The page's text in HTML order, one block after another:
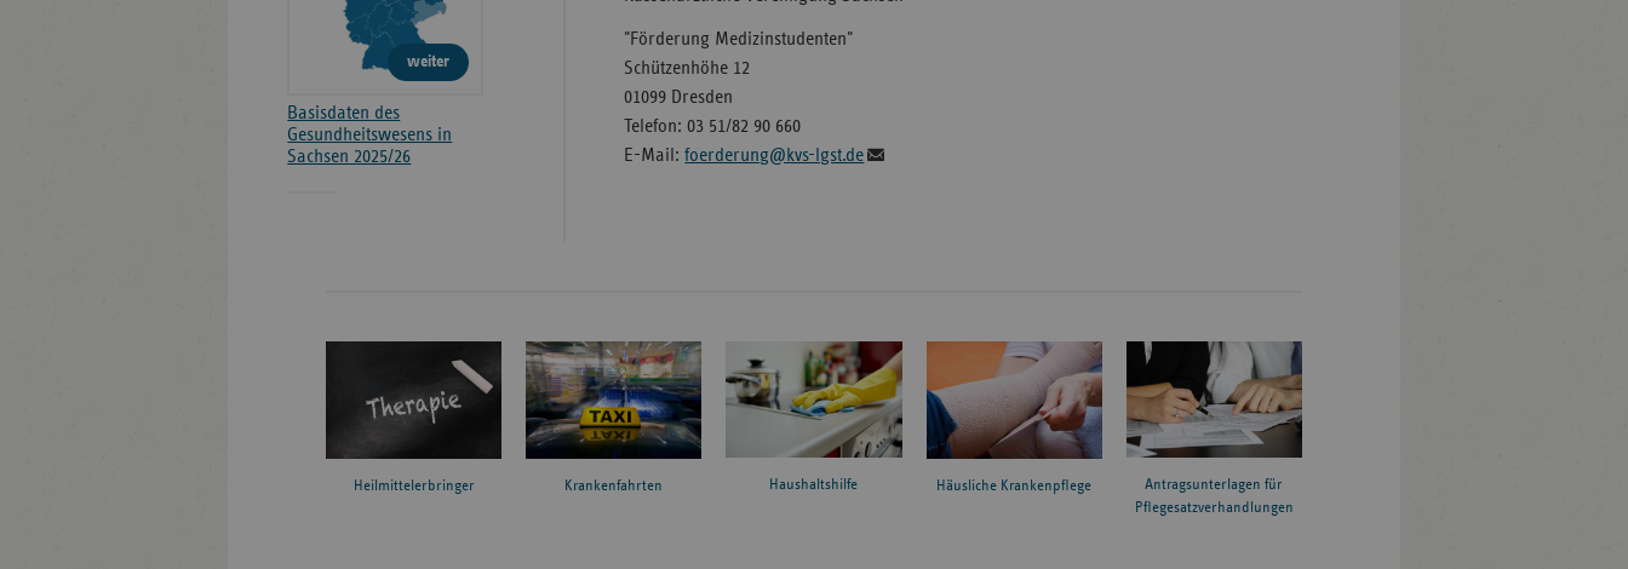
"Förderung Medizinstudenten"
Schützenhöhe 12
01099 Dresden
Telefon: 03 51/82 90 660
E-Mail:foerderung@kvs-lgst.de
weiter
Basisdaten des
Gesundheitswesens in
Sachsen 2025/26
Heilmittelerbringer Krankenfahrten Haushaltshilfe Häusliche Krankenpflege
Antragsunterlagen für
Pflegesatzverhandlungen